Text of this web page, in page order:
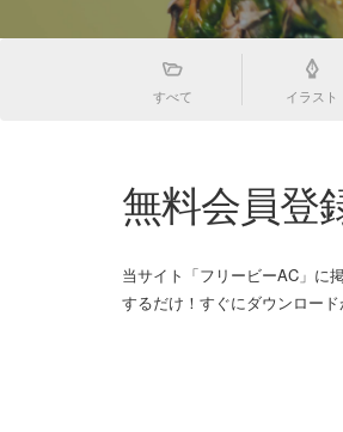
すべて イラスト
無料会員登
当サイト「フリービーAC」に
するだけ！すぐにダウンロード